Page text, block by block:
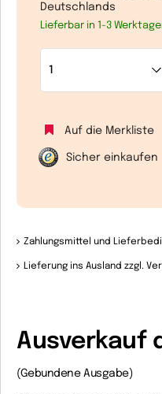
Deutschlands
Lieferbar in 1-3
Auf die Merkliste
Sicher einkaufen
Zahlungsmittel und
Lieferung ins Ausland zzgl.
Ausverkauf
(Gebundene Ausgabe)